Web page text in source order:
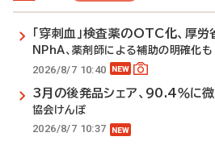
「穿刺血」検査薬のOTC化、厚
NPhA、薬剤師による補助の明確化も
2026/8/7 10:40
3月の後発品シェア、90.4％に
協会けんぽ
2026/8/7 10:37